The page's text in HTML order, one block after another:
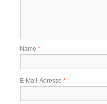
Name *
E-Mail-Adresse *